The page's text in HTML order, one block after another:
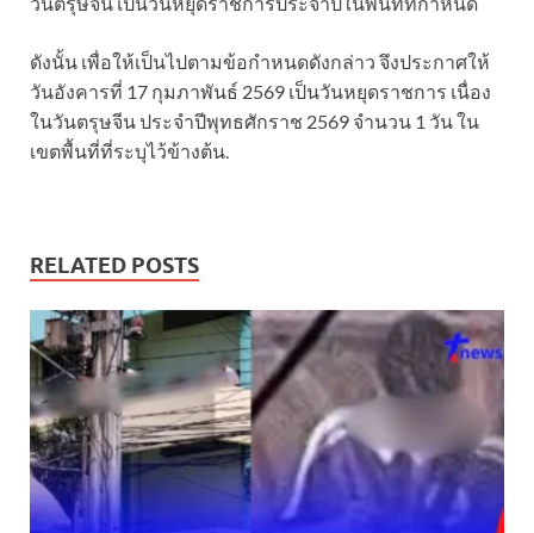
ดังนั้น เพื่อให้เป็นไปตามข้อกำหนดดังกล่าว จึงประกาศให้
วันอังคารที่ 17 กุมภาพันธ์ 2569 เป็นวันหยุดราชการ เนื่อง
ในวันตรุษจีน ประจำปีพุทธศักราช 2569 จำนวน 1 วัน ใน
เขตพื้นที่ที่ระบุไว้ข้างต้น.
RELATED POSTS